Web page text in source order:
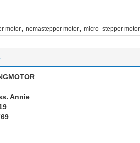
motor, nemastepper motor, micro- stepper motor
Annie